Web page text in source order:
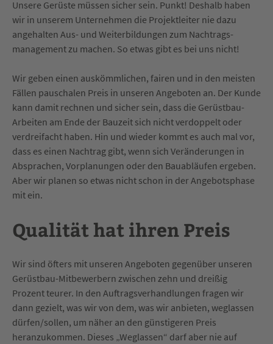
Unsere Gerüste müssen sicher sein. Punkt! Deshalb haben
wir in unserem Unternehmen die Projektleiter nie dazu
angehalten Aus- und Weiterbildungen zum Nachtrags-
management zu machen. So etwas gibt es bei uns nicht!
Wir geben einen auskömmlichen, fairen und in den meisten
Fällen pauschalen Preis in unseren Angeboten an. Der Kunde
kann damit rechnen und sicher sein, dass die Gerüstbau-
Arbeiten am Ende der Bauzeit sich nicht verdoppelt oder
verdreifacht haben. Hin und wieder kommt es auch mal vor,
dass es einen Nachtrag gibt, wenn sich Veränderungen in
Absprachen, Vorplanungen oder den Bauabläufen ergeben.
Aber wir planen so etwas nicht schon in der Angebotsphase
mit ein.
Qualität hat ihren Preis
Wir sind öfters mit unseren Angeboten gegenüber unseren
Gerüstbau-Mitbewerbern zwischen zehn und dreißig
Prozent teurer. In den Auftragsverhandlungen fragen wir
dann gezielt, was wir von dem, was wir anbieten, weglassen
dürfen/sollen, um näher an den günstigeren Preis
heranzukommen. Dieses „Weglassen“ darf aber nie auf